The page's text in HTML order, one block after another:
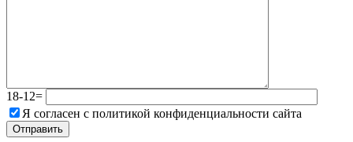
18-12=
Я согласен с политикой конфиденциальности сайта